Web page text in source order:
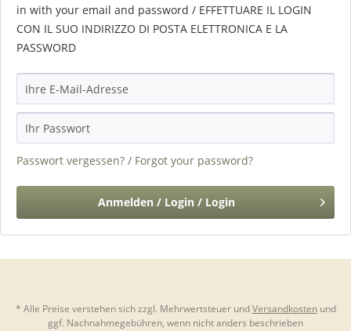
in with your email and password / EFFETTUARE IL LOGIN
CON IL SUO INDIRIZZO DI POSTA ELETTRONICA E LA
PASSWORD
Passwort vergessen? / Forgot your password?
Anmelden / Login / Login
* Alle Preise verstehen sich zzgl. Mehrwertsteuer undVersandkostenund
ggf. Nachnahmegebühren, wenn nicht anders beschrieben